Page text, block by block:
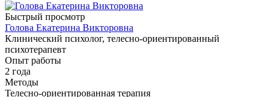
Быстрый просмотр
Голова Екатерина Викторовна
Клинический психолог, телесно-ориентированный
психотерапевт
Опыт работы
2 года
Методы
Телесно-ориентированная терапия